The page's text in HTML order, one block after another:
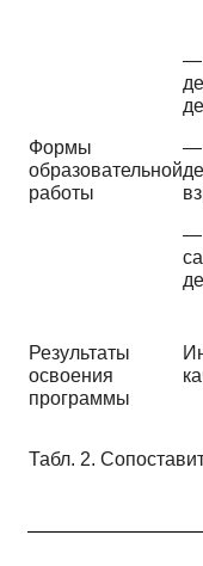
Формы
образовательной
работы
—
Результаты
освоения
программы
Табл. 2.